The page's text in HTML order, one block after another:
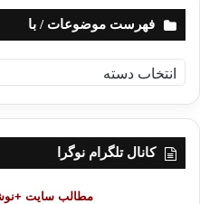
فهرست موضوعات / با
ه
ر
کانال تلگرام نوگرا
مطالب سایت